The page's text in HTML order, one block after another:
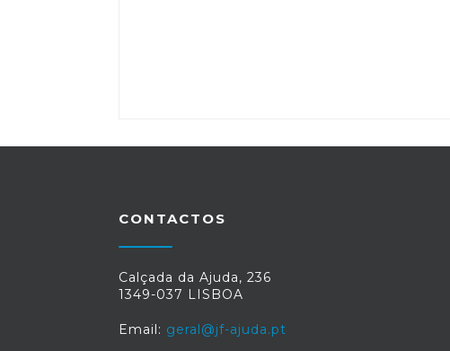
CONTACTOS
Calçada da Ajuda, 236
1349-037 LISBOA
Email: geral@jf-ajuda.pt